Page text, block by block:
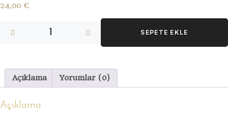
24,00 €
SEPETE EKLE
Açıklama Yorumlar (0)
Açıklama